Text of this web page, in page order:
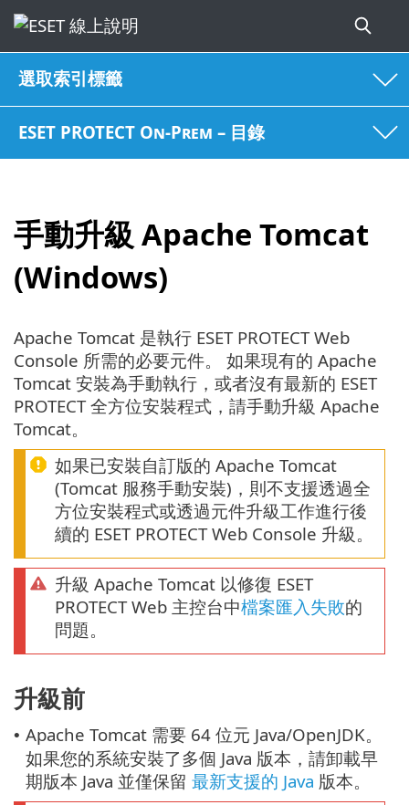
選取索引標籤
ESET PROTECT On-Prem – 目錄
手動升級 Apache Tomcat
(Windows)
Apache Tomcat 是執行 ESET PROTECT Web
Console 所需的必要元件。 如果現有的 Apache
Tomcat 安裝為手動執行，或者沒有最新的 ESET
PROTECT 全方位安裝程式，請手動升級 Apache
Tomcat。
如果已安裝自訂版的 Apache Tomcat
(Tomcat 服務手動安裝)，則不支援透過全
方位安裝程式或透過元件升級工作進行後
續的 ESET PROTECT Web Console 升級。
升級 Apache Tomcat 以修復 ESET
PROTECT Web 主控台中檔案匯入失敗的
問題。
升級前
• Apache Tomcat 需要 64 位元 Java/OpenJDK。
如果您的系統安裝了多個 Java 版本，請卸載早
期版本 Java 並僅保留 最新支援的 Java 版本。